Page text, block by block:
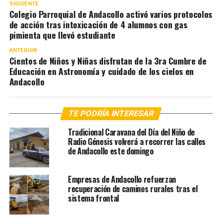
SIGUIENTE
Colegio Parroquial de Andacollo activó varios protocolos
de acción tras intoxicación de 4 alumnos con gas
pimienta que llevó estudiante
ANTERIOR
Cientos de Niños y Niñas disfrutan de la 3ra Cumbre de
Educación en Astronomía y cuidado de los cielos en
Andacollo
TE PODRÍA INTERESAR
Tradicional Caravana del Día del Niño de
Radio Génesis volverá a recorrer las calles
de Andacollo este domingo
Empresas de Andacollo refuerzan
recuperación de caminos rurales tras el
sistema frontal